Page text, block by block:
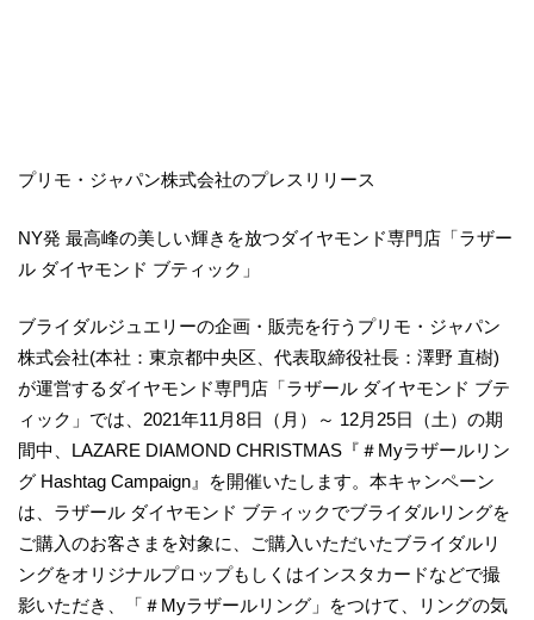
プリモ・ジャパン株式会社のプレスリリース
NY発 最高峰の美しい輝きを放つダイヤモンド専門店「ラザー
ル ダイヤモンド ブティック」
ブライダルジュエリーの企画・販売を行うプリモ・ジャパン
株式会社(本社：東京都中央区、代表取締役社長：澤野 直樹)
が運営するダイヤモンド専門店「ラザール ダイヤモンド ブテ
ィック」では、2021年11月8日（月）～ 12月25日（土）の期
間中、LAZARE DIAMOND CHRISTMAS『＃Myラザールリン
グ Hashtag Campaign』を開催いたします。本キャンペーン
は、ラザール ダイヤモンド ブティックでブライダルリングを
ご購入のお客さまを対象に、ご購入いただいたブライダルリ
ングをオリジナルプロップもしくはインスタカードなどで撮
影いただき、「＃Myラザールリング」をつけて、リングの気